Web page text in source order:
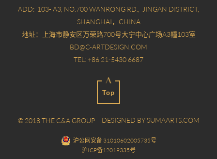
ADD: 103- A3, NO.700 WANRONG RD., JINGAN DISTRICT,
SHANGHAI，CHINA
地址：上海市静安区万荣路700号大宁中心广场A3幢103室
BD@C-ARTDESIGN.COM
TEL: +86 21-5430 6687
Top
© 2018 THE C&A GROUP DESIGNED BY SUMAARTS.COM
沪公网安备 31010602005735号
沪ICP备12019335号